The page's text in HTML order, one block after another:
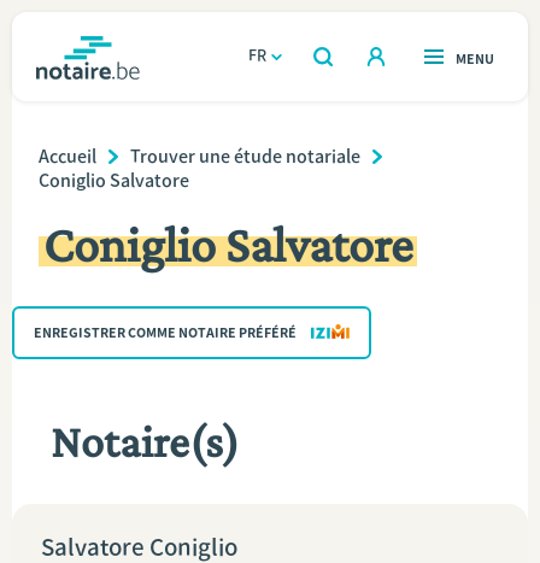
FR
OUVERT
RECHERCHER
OUVERT
MENU
Immobilier
Relations et vivre ensemble
Entreprendre
Le notaire
TROUVER UN NOTAIRE
Breadcrumb
Accueil
Trouver une étude notariale
Coniglio Salvatore
Coniglio Salvatore
ENREGISTRER COMME NOTAIRE PRÉFÉRÉ
Notaire(s)
Salvatore Coniglio